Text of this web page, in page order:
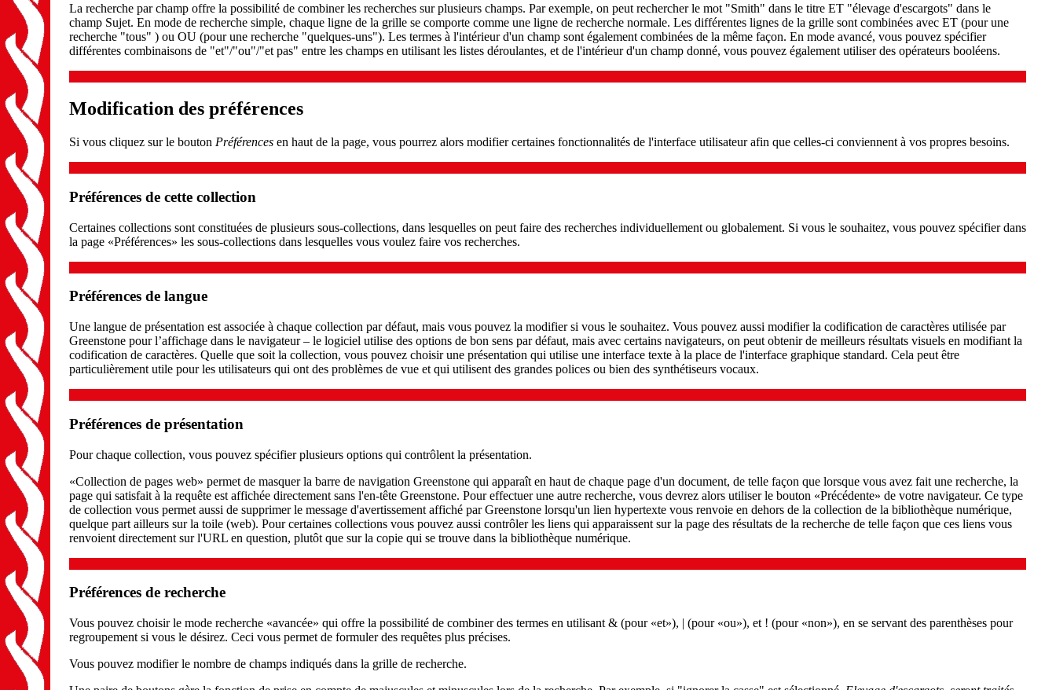
La recherche par champ offre la possibilité de combiner les recherches sur plusieurs champs. Par exemple, on peut rechercher le mot "Smith" dans le titre ET "élevage d'escargots" dans le
champ Sujet. En mode de recherche simple, chaque ligne de la grille se comporte comme une ligne de recherche normale. Les différentes lignes de la grille sont combinées avec ET (pour une
recherche "tous" ) ou OU (pour une recherche "quelques-uns"). Les termes à l'intérieur d'un champ sont également combinées de la même façon. En mode avancé, vous pouvez spécifier
différentes combinaisons de "et"/"ou"/"et pas" entre les champs en utilisant les listes déroulantes, et de l'intérieur d'un champ donné, vous pouvez également utiliser des opérateurs booléens.
Modification des préférences
Si vous cliquez sur le bouton Préférences en haut de la page, vous pourrez alors modifier certaines fonctionnalités de l'interface utilisateur afin que celles-ci conviennent à vos propres besoins.
Préférences de cette collection
Certaines collections sont constituées de plusieurs sous-collections, dans lesquelles on peut faire des recherches individuellement ou globalement. Si vous le souhaitez, vous pouvez spécifier dans
la page «Préférences» les sous-collections dans lesquelles vous voulez faire vos recherches.
Préférences de langue
Une langue de présentation est associée à chaque collection par défaut, mais vous pouvez la modifier si vous le souhaitez. Vous pouvez aussi modifier la codification de caractères utilisée par
Greenstone pour l’affichage dans le navigateur – le logiciel utilise des options de bon sens par défaut, mais avec certains navigateurs, on peut obtenir de meilleurs résultats visuels en modifiant la
codification de caractères. Quelle que soit la collection, vous pouvez choisir une présentation qui utilise une interface texte à la place de l'interface graphique standard. Cela peut être
particulièrement utile pour les utilisateurs qui ont des problèmes de vue et qui utilisent des grandes polices ou bien des synthétiseurs vocaux.
Préférences de présentation
Pour chaque collection, vous pouvez spécifier plusieurs options qui contrôlent la présentation.
«Collection de pages web» permet de masquer la barre de navigation Greenstone qui apparaît en haut de chaque page d'un document, de telle façon que lorsque vous avez fait une recherche, la
page qui satisfait à la requête est affichée directement sans l'en-tête Greenstone. Pour effectuer une autre recherche, vous devrez alors utiliser le bouton «Précédente» de votre navigateur. Ce type
de collection vous permet aussi de supprimer le message d'avertissement affiché par Greenstone lorsqu'un lien hypertexte vous renvoie en dehors de la collection de la bibliothèque numérique,
quelque part ailleurs sur la toile (web). Pour certaines collections vous pouvez aussi contrôler les liens qui apparaissent sur la page des résultats de la recherche de telle façon que ces liens vous
renvoient directement sur l'URL en question, plutôt que sur la copie qui se trouve dans la bibliothèque numérique.
Préférences de recherche
Vous pouvez choisir le mode recherche «avancée» qui offre la possibilité de combiner des termes en utilisant & (pour «et»), | (pour «ou»), et ! (pour «non»), en se servant des parenthèses pour
regroupement si vous le désirez. Ceci vous permet de formuler des requêtes plus précises.
Vous pouvez modifier le nombre de champs indiqués dans la grille de recherche.